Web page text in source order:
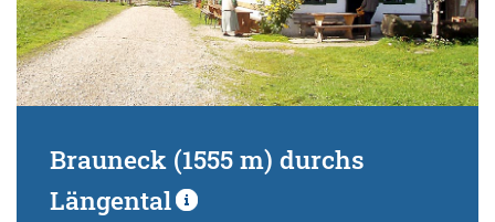
Brauneck (1555 m) durchs
Längental